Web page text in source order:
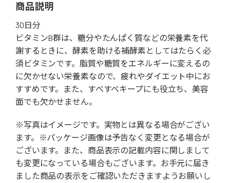
商品説明
30日分
ビタミンB群は、糖分やたんぱく質などの栄養素を代
謝するときに、酵素を助ける補酵素としてはたらく必
須ビタミンです。脂質や糖質をエネルギーに変えるの
に欠かせない栄養素なので、疲れやダイエット中にお
すすめです。また、すべすべキープにも役立ち、美容
面でも欠かせません。
※写真はイメージです。実物とは異なる場合がござい
ます。※パッケージ画像は予告なく変更となる場合が
ございます。また、商品表示の記載内容に関しまして
も変更になっている場合もございます。お手元に届き
ました商品の表示をご確認いただきますようお願いし